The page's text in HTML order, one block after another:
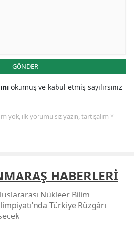
GÖNDER
okumuş ve kabul etmiş sayılırsınız
yok, ilk yorumu siz yazın, tartışalım *
HABERLERİ
Nükleer Bilim
Türkiye Rüzgârı